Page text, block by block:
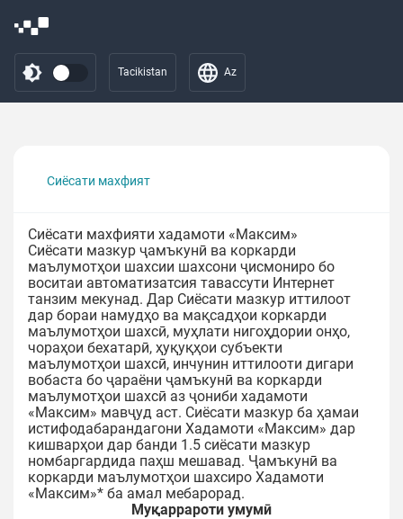
Tacikistan Az
Сиёсати махфият
Сиёсати махфияти хадамоти «Максим»
Сиёсати мазкур ҷамъкунӣ ва коркарди
маълумотҳои шахсии шахсони ҷисмониро бо
воситаи автоматизатсия тавассути Интернет
танзим мекунад. Дар Сиёсати мазкур иттилоот
дар бораи намудҳо ва мақсадҳои коркарди
маълумотҳои шахсӣ, муҳлати нигоҳдории онҳо,
чораҳои бехатарӣ, ҳуқуқҳои субъекти
маълумотҳои шахсӣ, инчунин иттилооти дигари
вобаста бо ҷараёни ҷамъкунӣ ва коркарди
маълумотҳои шахсӣ аз ҷониби хадамоти
«Максим» мавҷуд аст. Сиёсати мазкур ба ҳамаи
истифодабарандагони Хадамоти «Максим» дар
кишварҳои дар банди 1.5 сиёсати мазкур
номбаргардида паҳш мешавад. Ҷамъкунӣ ва
коркарди маълумотҳои шахсиро Хадамоти
«Максим»* ба амал мебарорад.
Муқаррароти умумӣ